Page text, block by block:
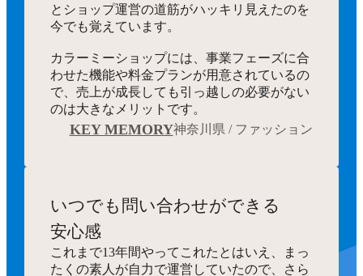
とショップ運営の道筋がハッキリ見えたのを
今でも覚えています。
カラーミーショップには、事業フェーズに合
わせた機能や料金プランが用意されているの
で、売上が成長しても引っ越しの必要がない
のは大きなメリットです。
KEY MEMORY神奈川県 / ファッション
いつでも 問い合わせができる
安心感
これまで13年間やってこれたとはいえ、まっ
たくの素人が自力で運営していたので、さら